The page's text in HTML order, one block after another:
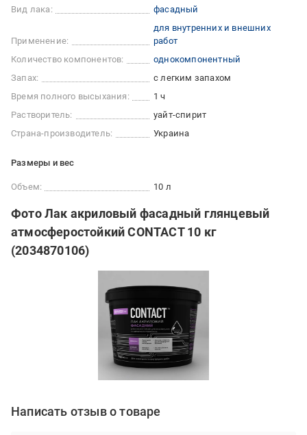
Вид лака:
фасадный
Применение:
для внутренних и внешних
работ
Количество компонентов:
однокомпонентный
Запах:
с легким запахом
Время полного высыхания:
1 ч
Растворитель:
уайт-спирит
Страна-производитель:
Украина
Размеры и вес
Объем: 10 л
Фото Лак акриловый фасадный глянцевый
атмосферостойкий CONTACT 10 кг
(2034870106)
Написать отзыв о товаре